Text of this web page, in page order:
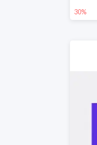
30%